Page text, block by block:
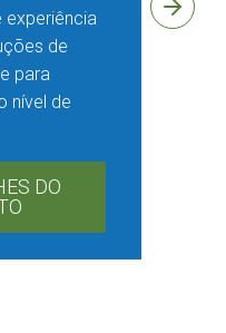
experiência
de
para
nível de
DO